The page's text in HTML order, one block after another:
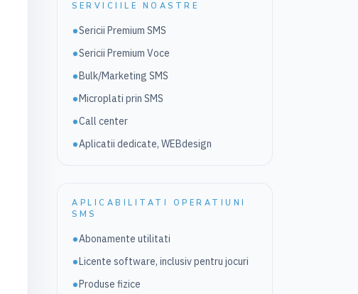
SERVICIILE NOASTRE
Sericii Premium SMS
Sericii Premium Voce
Bulk/Marketing SMS
Microplati prin SMS
Call center
Aplicatii dedicate, WEBdesign
APLICABILITATI OPERATIUNI
SMS
Abonamente utilitati
Licente software, inclusiv pentru jocuri
Produse fizice